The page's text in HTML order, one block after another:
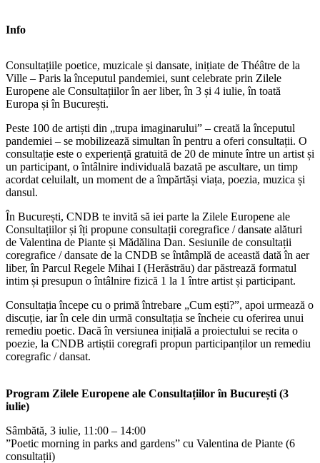
Info
Consultațiile poetice, muzicale și dansate, inițiate de Théâtre de la
Ville – Paris la începutul pandemiei, sunt celebrate prin Zilele
Europene ale Consultațiilor în aer liber, în 3 și 4 iulie, în toată
Europa și în București.
Peste 100 de artiști din „trupa imaginarului” – creată la începutul
pandemiei – se mobilizează simultan în pentru a oferi consultații. O
consultație este o experiență gratuită de 20 de minute între un artist și
un participant, o întâlnire individuală bazată pe ascultare, un timp
acordat celuilalt, un moment de a împărtăși viața, poezia, muzica și
dansul.
În București, CNDB te invită să iei parte la Zilele Europene ale
Consultațiilor și îți propune consultații coregrafice / dansate alături
de Valentina de Piante și Mădălina Dan. Sesiunile de consultații
coregrafice / dansate de la CNDB se întâmplă de această dată în aer
liber, în Parcul Regele Mihai I (Herăstrău) dar păstrează formatul
intim și presupun o întâlnire fizică 1 la 1 între artist și participant.
Consultația începe cu o primă întrebare „Cum ești?”, apoi urmează o
discuție, iar în cele din urmă consultația se încheie cu oferirea unui
remediu poetic. Dacă în versiunea inițială a proiectului se recita o
poezie, la CNDB artiștii coregrafi propun participanților un remediu
coregrafic / dansat.
Program Zilele Europene ale Consultațiilor în București (3
iulie)
Sâmbătă, 3 iulie, 11:00 – 14:00
”Poetic morning in parks and gardens” cu Valentina de Piante (6
consultații)